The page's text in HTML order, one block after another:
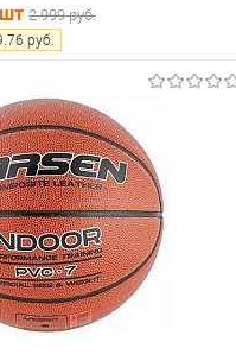
2 999 руб.
руб.
В корзину
Сравнение
В наличии